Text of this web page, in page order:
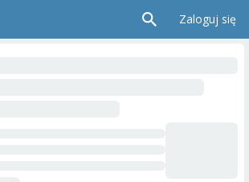
Zaloguj się